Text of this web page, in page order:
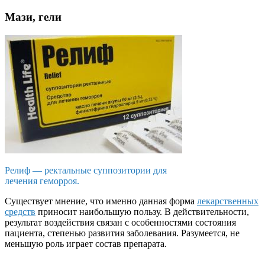
Мази, гели
Релиф — ректальные суппозитории для
лечения геморроя.
Существует мнение, что именно данная форма лекарственных
средств приносит наибольшую пользу. В действительности,
результат воздействия связан с особенностями состояния
пациента, степенью развития заболевания. Разумеется, не
меньшую роль играет состав препарата.